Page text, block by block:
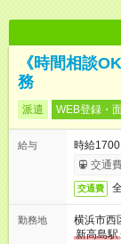
《時間相談
務
派遣 WEB登録・
給与
時給1700
交通
交通費
勤務地
横浜市西
新高島駅